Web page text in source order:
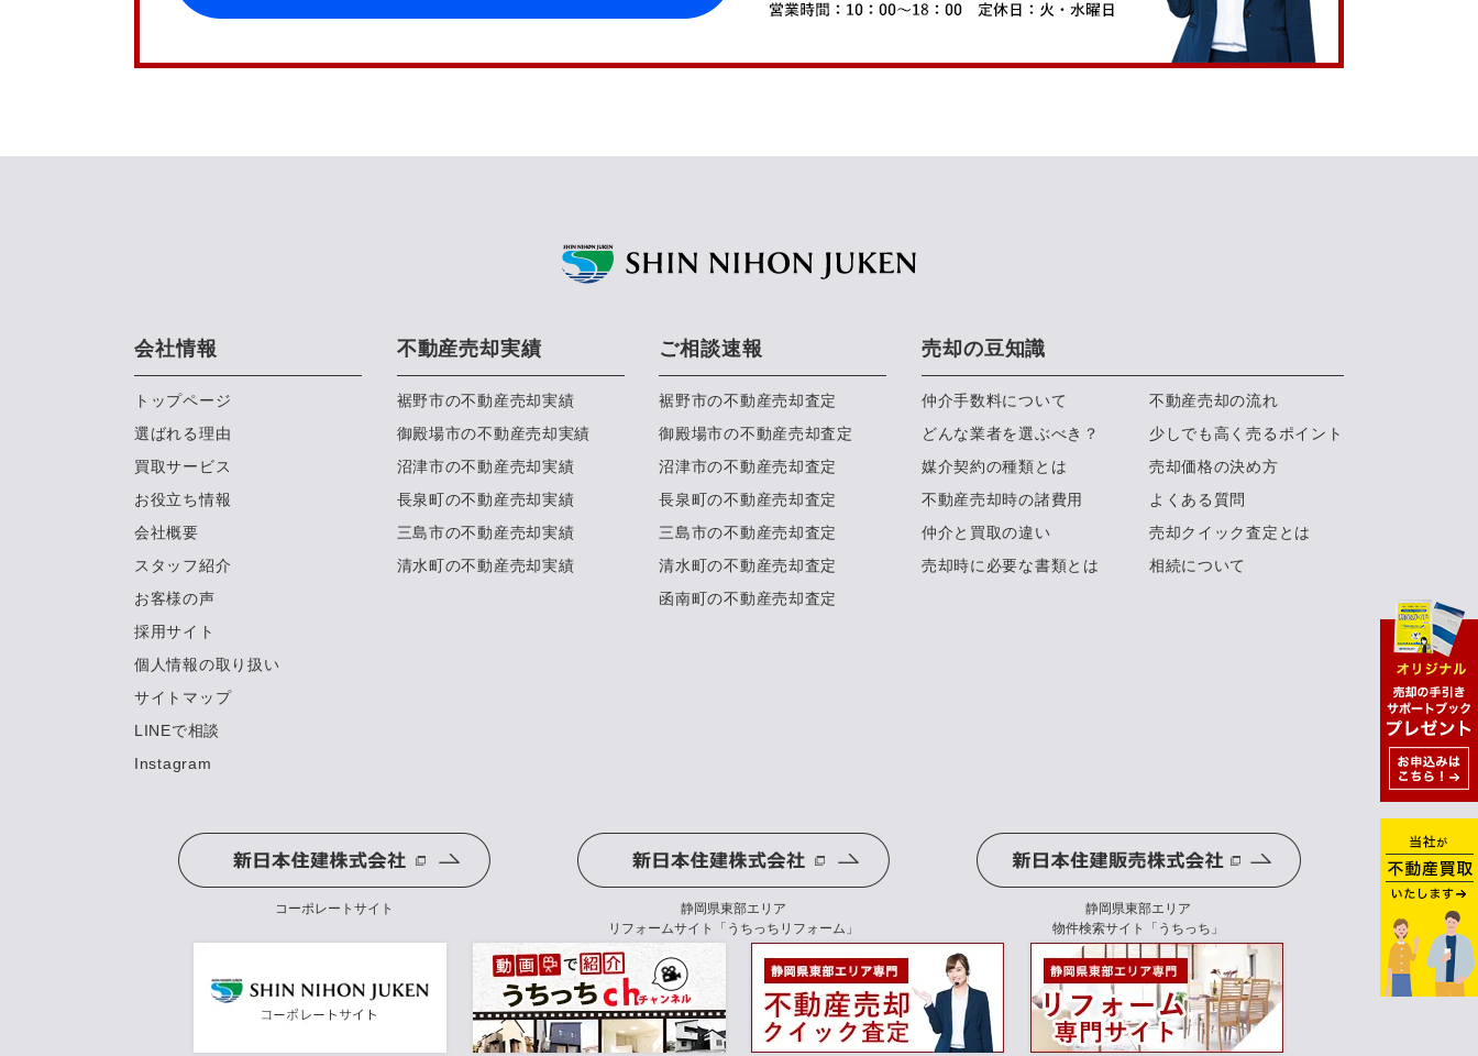
会社情報
トップページ
選ばれる理由
買取サービス
お役立ち情報
会社概要
スタッフ紹介
お客様の声
採用サイト
個人情報の取り扱い
サイトマップ
LINEで相談
Instagram
不動産売却実績
裾野市の不動産売却実績
御殿場市の不動産売却実績
沼津市の不動産売却実績
長泉町の不動産売却実績
三島市の不動産売却実績
清水町の不動産売却実績
ご相談速報
裾野市の不動産売却査定
御殿場市の不動産売却査定
沼津市の不動産売却査定
長泉町の不動産売却査定
三島市の不動産売却査定
清水町の不動産売却査定
函南町の不動産売却査定
売却の豆知識
仲介手数料について
どんな業者を選ぶべき？
媒介契約の種類とは
不動産売却時の諸費用
仲介と買取の違い
売却時に必要な書類とは
不動産売却の流れ
少しでも高く売るポイント
売却価格の決め方
よくある質問
売却クイック査定とは
相続について
コーポレートサイト
静岡県東部エリア
リフォームサイト「うちっちリフォーム」
静岡県東部エリア
物件検索サイト「うちっち」